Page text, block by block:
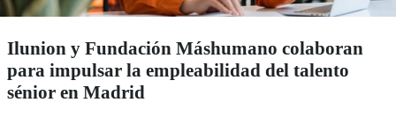
Ilunion y Fundación Máshumano colaboran
para impulsar la empleabilidad del talento
sénior en Madrid